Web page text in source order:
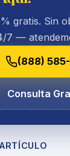
gratis. Sin
7 —
(888)
Consulta